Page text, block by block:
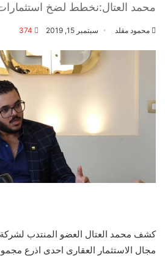
محمد العتال:نخطط لضخ
محمود مقلد سبتمبر 15, 2019 374
مجال الاستثمار العقارى احدى اذرع